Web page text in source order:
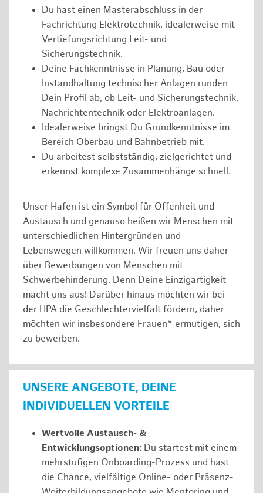
Du hast einen Masterabschluss in der
Fachrichtung Elektrotechnik, idealerweise mit
Vertiefungsrichtung Leit- und
Sicherungstechnik.
Deine Fachkenntnisse in Planung, Bau oder
Instandhaltung technischer Anlagen runden
Dein Profil ab, ob Leit- und Sicherungstechnik,
Nachrichtentechnik oder Elektroanlagen.
Idealerweise bringst Du Grundkenntnisse im
Bereich Oberbau und Bahnbetrieb mit.
Du arbeitest selbstständig, zielgerichtet und
erkennst komplexe Zusammenhänge schnell.
Unser Hafen ist ein Symbol für Offenheit und
Austausch und genauso heißen wir Menschen mit
unterschiedlichen Hintergründen und
Lebenswegen willkommen. Wir freuen uns daher
über Bewerbungen von Menschen mit
Schwerbehinderung. Denn Deine Einzigartigkeit
macht uns aus! Darüber hinaus möchten wir bei
der HPA die Geschlechtervielfalt fördern, daher
möchten wir insbesondere Frauen* ermutigen, sich
zu bewerben.
UNSERE ANGEBOTE, DEINE
INDIVIDUELLEN VORTEILE
Wertvolle Austausch- &
Entwicklungsoptionen: Du startest mit einem
mehrstufigen Onboarding-Prozess und hast
die Chance, vielfältige Online- oder Präsenz-